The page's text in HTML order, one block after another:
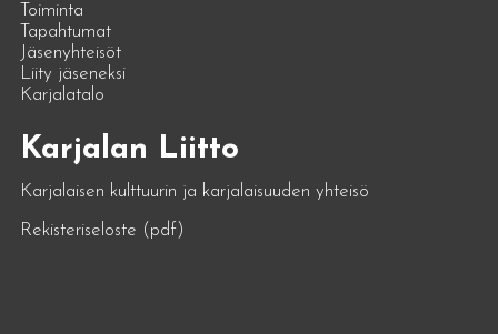
Toiminta
Tapahtumat
Jäsenyhteisöt
Liity jäseneksi
Karjalatalo
Karjalan Liitto
Karjalaisen kulttuurin ja karjalaisuuden yhteisö
Rekisteriseloste (pdf)